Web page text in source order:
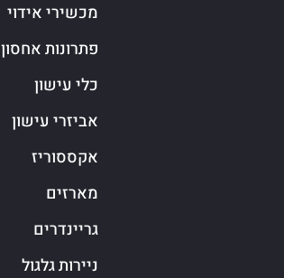
מכשירי אידוי
פתרונות אחסון
כלי עישון
אביזרי עישון
אקססוריז
מארזים
גריינדרים
ניירות גלגול